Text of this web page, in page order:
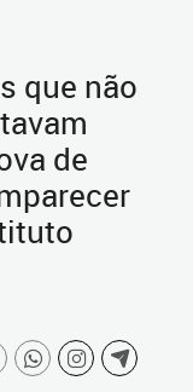
que não
de